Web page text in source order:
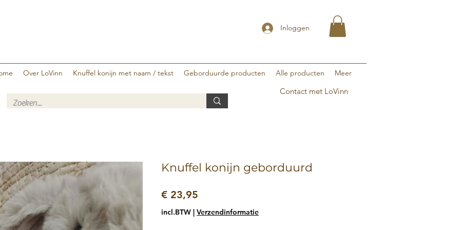
Inloggen
Over LoVinn Knuffel konijn met naam / tekst Geborduurde producten Alle producten Meer
Contact met LoVinn
Knuffel konijn geborduurd
€ 23,95
incl.BTW | Verzendinformatie